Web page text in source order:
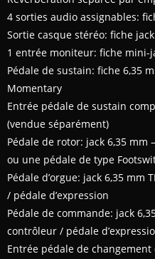
4 sorties audio assignables:
Sortie casque stéréo: fiche
1 entrée moniteur: fiche mini-
Pédale de sustain: fiche 6,35
Momentary
Entrée pédale de sustain
(vendue séparément)
Pédale de rotor: jack 6,35
ou une pédale de type
Pédale d’orgue: jack 6,35 mm
/ pédale d’expression
Pédale de commande: jack
contrôleur / pédale
Entrée pédale de